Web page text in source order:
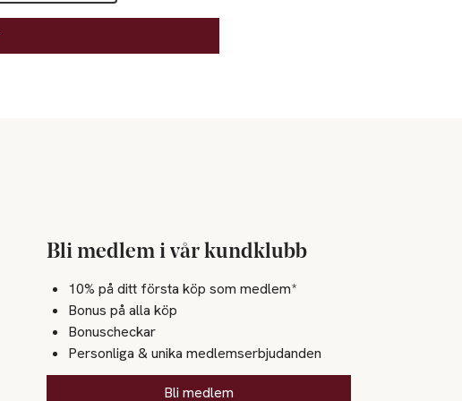
Bli medlem i vår kundklubb
10% på ditt första köp som medlem*
Bonus på alla köp
Bonuscheckar
Personliga & unika medlemserbjudanden
Bli medlem